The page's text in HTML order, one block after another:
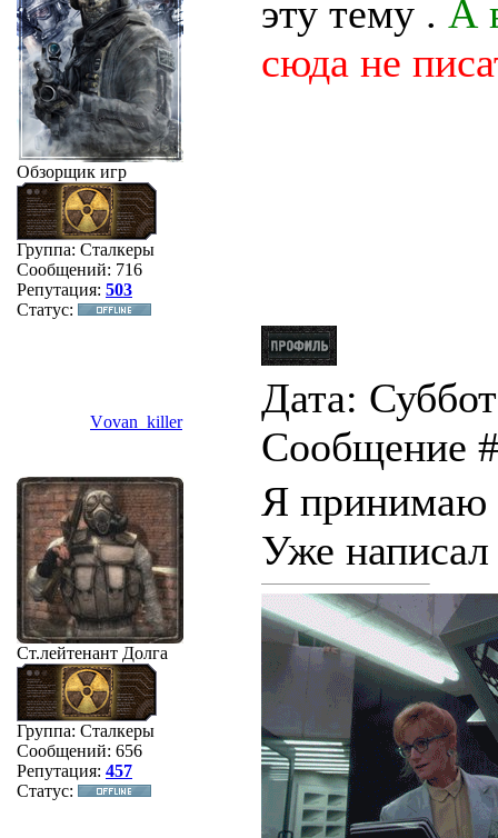
Обзорщик игр
Группа: Сталкеры
Сообщений: 716
Репутация: 503
Статус:
эту тему . А
сюда не
Vоvan_killer
Дата:
Сообщение
Ст.лейтенант Долга
Группа: Сталкеры
Сообщений: 656
Репутация: 457
Статус:
Я принимаю
Уже